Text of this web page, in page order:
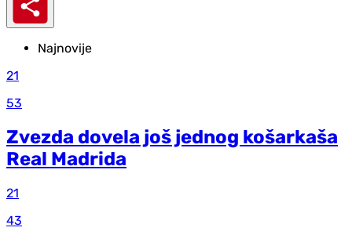
Najnovije
21
53
Zvezda dovela još jednog košarkaša
Real Madrida
21
43